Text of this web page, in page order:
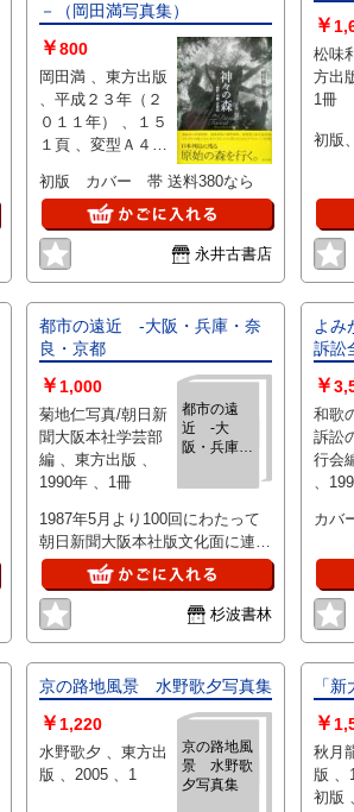
－（岡田満写真集）
￥800
岡田満 、東方出版
、平成２３年（２
０１１年） 、１５
１頁 、変型Ａ４判
初版 カバー 帯 送料380なら
永井古書店
￥
松味利
方出版 、2003
1冊
初版
都市の遠近 -大阪・兵庫・奈
良・京都
都市の遠
近 -大
阪・兵庫・
￥1,000
菊地仁写真/朝日新
聞大阪本社学芸部
編 、東方出版 、
1990年 、1冊
1987年5月より100回にわたって
朝日新聞大阪本社版文化面に連
載 カバー 208頁 B5判
杉波書林
よ
訴訟
￥
和歌
訴訟
行会編 、東方
、
カバ
京の路地風景 水野歌夕写真集
京の路地風
景 水野歌
夕写真集
￥1,220
水野歌夕 、東方出
版 、2005 、1
「
￥
秋月龍珉
版 、1988・7・20